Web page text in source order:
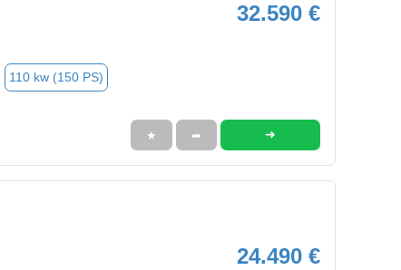
32.590 €
110 kw (150 PS)
★ ➦ ➜
24.490 €